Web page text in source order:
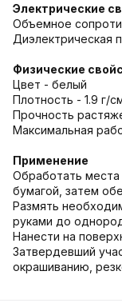
Электрические
Объемное
Диэлектрическая
Физические
Цвет - белый
Плотность - 1.9 г/
Прочность
Максимальная
Применение
Обработать
бумагой, затем
Размять
руками до
Нанести на
Затвердевший
окрашиванию,